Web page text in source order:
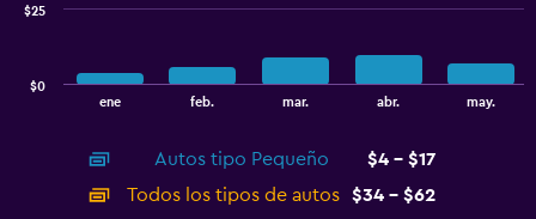
displaying
categories.
ene feb. mar. abr. may.
$0
$25
End
Autos tipo Pequeño
$4 - $17
Todos los tipos de autos
$34 - $62